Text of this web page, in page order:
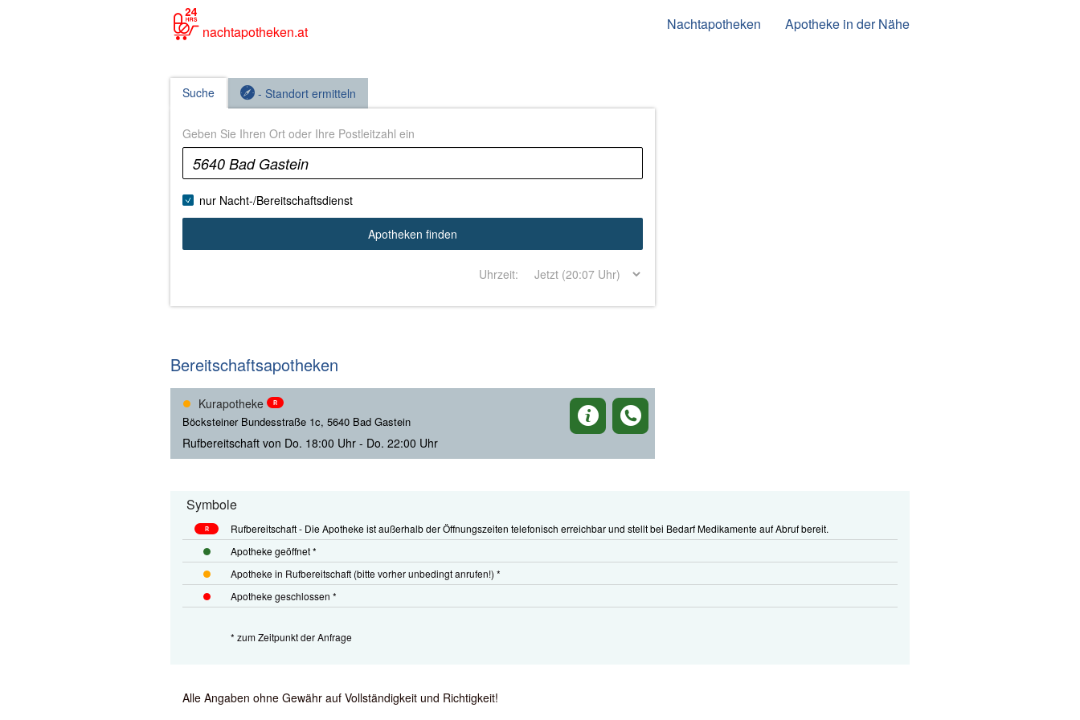
nachtapotheken.at Nachtapotheken Apotheke in der Nähe
Suche - Standort ermitteln
Geben Sie Ihren Ort oder Ihre Postleitzahl ein
nur Nacht-/Bereitschaftsdienst
Apotheken finden
Uhrzeit:
Bereitschaftsapotheken
Kurapotheke R
Böcksteiner Bundesstraße 1c, 5640 Bad Gastein
Rufbereitschaft von Do. 18:00 Uhr - Do. 22:00 Uhr
Symbole
R
Rufbereitschaft - Die Apotheke ist außerhalb der Öffnungszeiten telefonisch erreichbar und stellt bei Bedarf Medikamente auf Abruf bereit.
Apotheke geöffnet *
Apotheke in Rufbereitschaft (bitte vorher unbedingt anrufen!) *
Apotheke geschlossen *
* zum Zeitpunkt der Anfrage
Alle Angaben ohne Gewähr auf Vollständigkeit und Richtigkeit!